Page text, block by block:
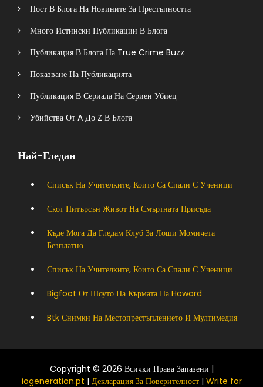
Пост В Блога На Новините За Престъпността
Много Истински Публикации В Блога
Публикация В Блога На True Crime Buzz
Показване На Публикацията
Публикация В Сериала На Сериен Убиец
Убийства От A До Z В Блога
Най-Гледан
Списък На Учителките, Които Са Спали С Ученици
Скот Питърсън Живот На Смъртната Присъда
Къде Мога Да Гледам Клуб За Лоши Момичета
Безплатно
Списък На Учителките, Които Са Спали С Ученици
Bigfoot От Шоуто На Кърмата На Howard
Btk Снимки На Местопрестъплението И Мултимедия
Copyright © 2026 Всички Права Запазени |
iogeneration.pt | Декларация За Поверителност| Write for